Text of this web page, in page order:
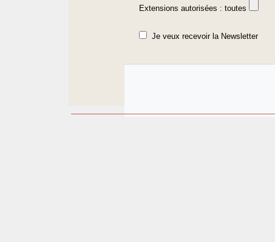
Extensions autorisées : toutes
Je veux recevoir la Newsletter